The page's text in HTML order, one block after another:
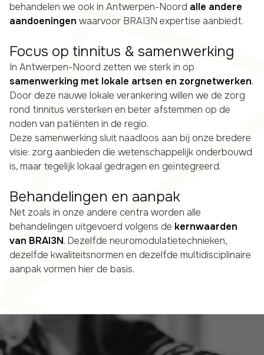
behandelen we ook in Antwerpen-Noord alle andere
aandoeningen waarvoor BRAI3N expertise aanbiedt.
Focus op tinnitus & samenwerking
In Antwerpen-Noord zetten we sterk in op
samenwerking met lokale artsen en zorgnetwerken.
Door deze nauwe lokale verankering willen we de zorg
rond tinnitus versterken en beter afstemmen op de
noden van patiënten in de regio.
Deze samenwerking sluit naadloos aan bij onze bredere
visie: zorg aanbieden die wetenschappelijk onderbouwd
is, maar tegelijk lokaal gedragen en geïntegreerd.
Behandelingen en aanpak
Net zoals in onze andere centra worden alle
behandelingen uitgevoerd volgens de kernwaarden
van BRAI3N. Dezelfde neuromodulatietechnieken,
dezelfde kwaliteitsnormen en dezelfde multidisciplinaire
aanpak vormen hier de basis.